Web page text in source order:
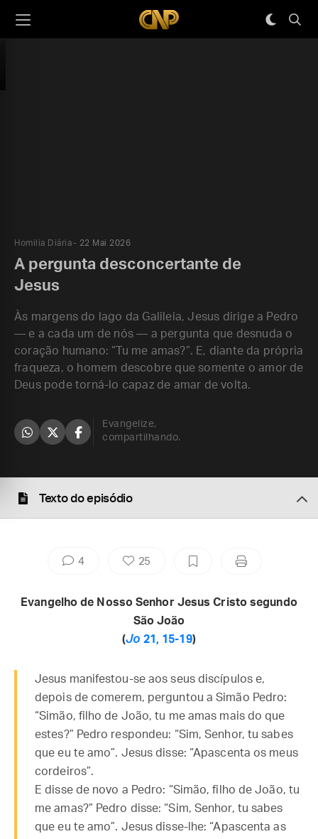
Homilia Diária 22 Mai 2026
A pergunta desconcertante de
Jesus
Às margens do lago da Galileia, Jesus dirige a Pedro
— e a cada um de nós — a pergunta que desnuda o
coração humano: “Tu me amas?”. E, diante da própria
fraqueza, o homem descobre que somente o amor de
Deus pode torná-lo capaz de amar de volta.
Evangelize,
compartilhando.
Texto do episódio
4 25
Evangelho de Nosso Senhor Jesus Cristo segundo
São João
(Jo 21, 15-19)
Jesus manifestou-se aos seus discípulos e,
depois de comerem, perguntou a Simão Pedro:
“Simão, filho de João, tu me amas mais do que
estes?” Pedro respondeu: “Sim, Senhor, tu sabes
que eu te amo”. Jesus disse: “Apascenta os meus
cordeiros”.
E disse de novo a Pedro: “Simão, filho de João, tu
me amas?” Pedro disse: “Sim, Senhor, tu sabes
que eu te amo”. Jesus disse-lhe: “Apascenta as